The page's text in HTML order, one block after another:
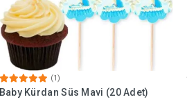
(1)
Baby Kürdan Süs Mavi (20 Adet)